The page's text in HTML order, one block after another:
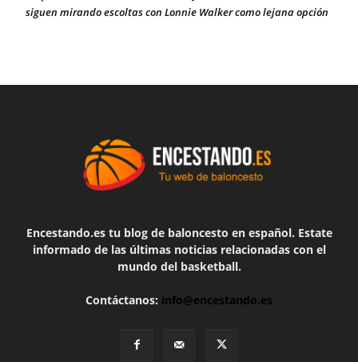
siguen mirando escoltas con Lonnie Walker como lejana opción
Encestando.es tu blog de baloncesto en español. Estate
informado de las últimas noticias relacionadas con el
mundo del basketball.
Contáctanos: info@encestando.es